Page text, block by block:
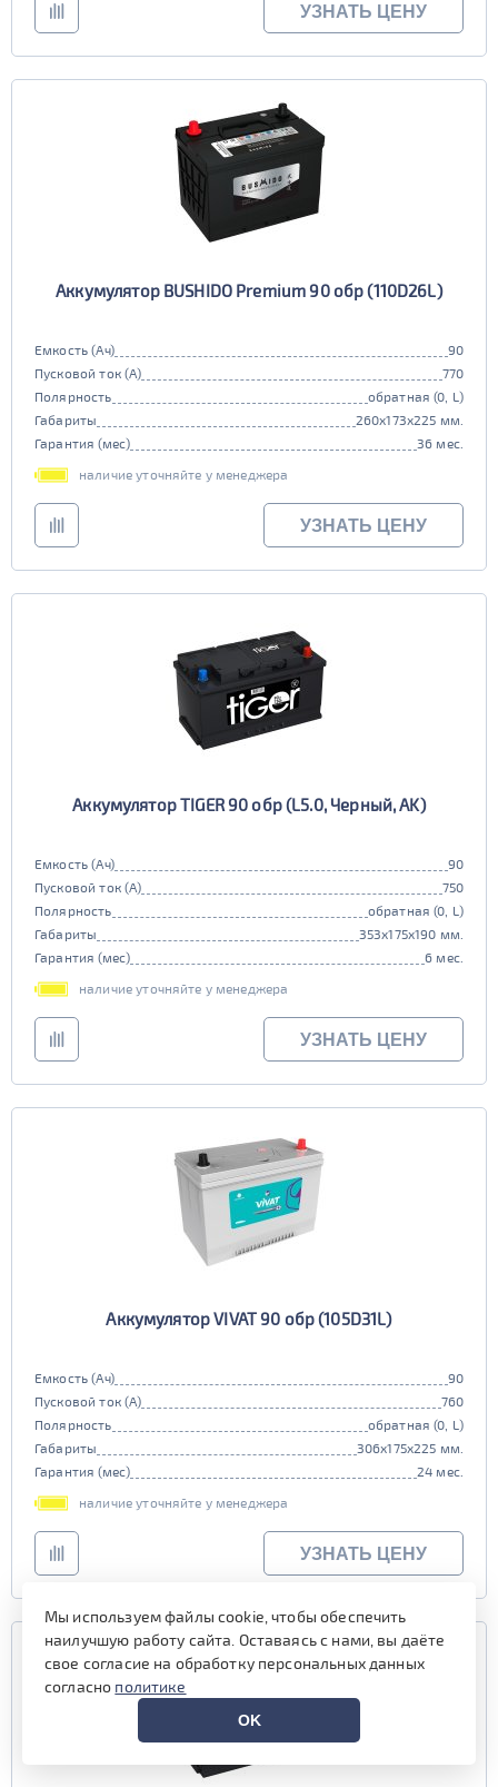
УЗНАТЬ ЦЕНУ
Аккумулятор BUSHIDO Premium 90 обр (110D26L)
Емкость (Ач)
90
Пусковой ток (А)
770
Полярность
обратная (0, L)
Габариты
260x173x225 мм.
Гарантия (мес)
36 мес.
наличие уточняйте у менеджера
УЗНАТЬ ЦЕНУ
Аккумулятор TIGER 90 обр (L5.0, Черный, AK)
Емкость (Ач)
90
Пусковой ток (А)
750
Полярность
обратная (0, L)
Габариты
353x175x190 мм.
Гарантия (мес)
6 мес.
наличие уточняйте у менеджера
УЗНАТЬ ЦЕНУ
Аккумулятор VIVAT 90 обр (105D31L)
Емкость (Ач)
90
Пусковой ток (А)
760
Полярность
обратная (0, L)
Габариты
306x175x225 мм.
Гарантия (мес)
24 мес.
наличие уточняйте у менеджера
УЗНАТЬ ЦЕНУ
Мы используем файлы cookie, чтобы обеспечить
наилучшую работу сайта. Оставаясь с нами, вы даёте
свое согласие на обработку персональных данных
согласно политике
OK